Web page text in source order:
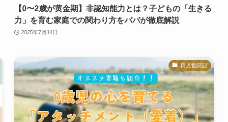
【0〜2歳が黄金期】非認知能力とは？子どもの「生きる
力」を育む家庭での関わり方をパパが徹底解説
2025年7月14日
育児奮闘記